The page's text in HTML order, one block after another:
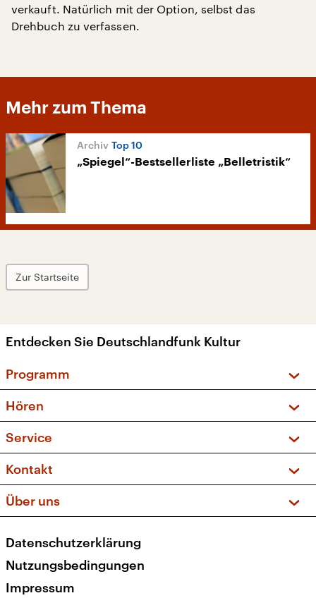
verkauft. Natürlich mit der Option, selbst das
Drehbuch zu verfassen.
Mehr zum Thema
Top 10
„Spiegel“-Bestsellerliste „Belletristik“
Zur Startseite
Entdecken Sie Deutschlandfunk Kultur
Programm
Sendungen und Podcasts
Musikliste
Kakadu – Das Kinderprogramm
Hören
Frequenzen (UKW + DAB+)
Service
FAQ
Apps
Newsletter
Veranstaltungen
Kontakt
Social Media
Über uns
Presse
Karriere
Transparenz
Datenschutzerklärung
Nutzungsbedingungen
Impressum